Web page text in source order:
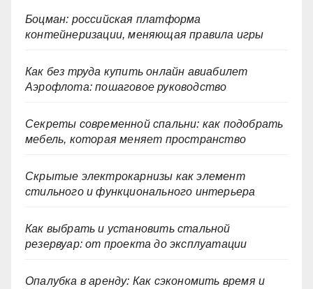
Боцман: российская платформа
контейнеризации, меняющая правила игры
Как без труда купить онлайн авиабилет
Аэрофлота: пошаговое руководство
Секреты современной спальни: как подобрать
мебель, которая меняет пространство
Скрытые электрокарнизы как элемент
стильного и функционального интерьера
Как выбрать и установить стальной
резервуар: от проекта до эксплуатации
Опалубка в аренду: Как сэкономить время и